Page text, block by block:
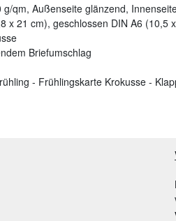
qm, Außenseite glänzend,
x 21 cm), geschlossen DIN A6 (10,5
Briefumschlag
- Frühlingskarte Krokusse -